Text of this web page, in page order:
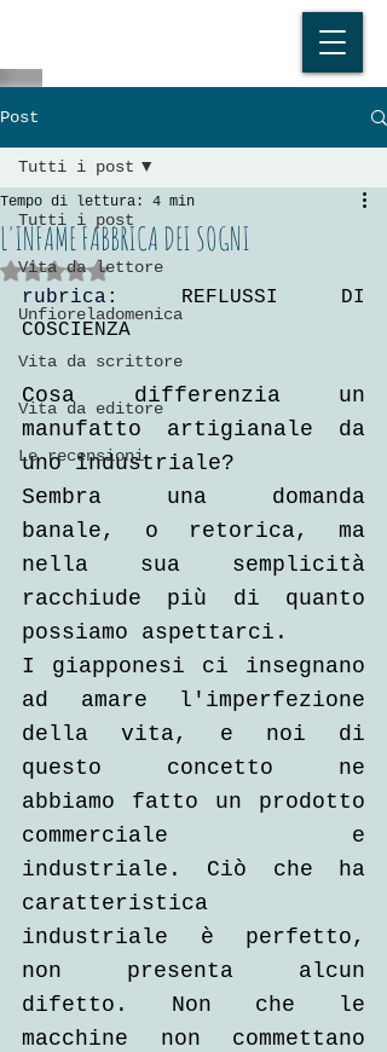
Post
Tutti i post
Vita da lettore
Unfioreladomenica
Vita da scrittore
Vita da editore
Le recensioni
Tutti i post
L'INFAME FABBRICA DEI SOGNI
Tempo di lettura: 4 min
Valutazione NaN stelle su 5.
rubrica: REFLUSSI DI
COSCIENZA
Cosa differenzia un
manufatto artigianale da
uno industriale?
Sembra una domanda
banale, o retorica, ma
nella sua semplicità
racchiude più di quanto
possiamo aspettarci.
I giapponesi ci insegnano
ad amare l'imperfezione
della vita, e noi di
questo concetto ne
abbiamo fatto un prodotto
commerciale e
industriale. Ciò che ha
caratteristica
industriale è perfetto,
non presenta alcun
difetto. Non che le
macchine non commettano